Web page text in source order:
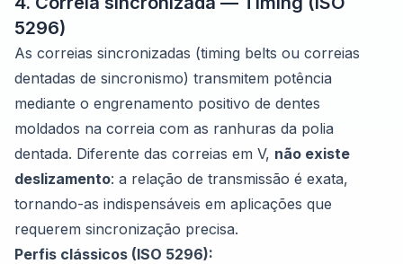
5296)
As correias sincronizadas (timing belts ou correias
dentadas de sincronismo) transmitem potência
mediante o engrenamento positivo de dentes
moldados na correia com as ranhuras da polia
dentada. Diferente das correias em V, não existe
deslizamento: a relação de transmissão é exata,
tornando-as indispensáveis em aplicações que
requerem sincronização precisa.
Perfis clássicos (ISO 5296):